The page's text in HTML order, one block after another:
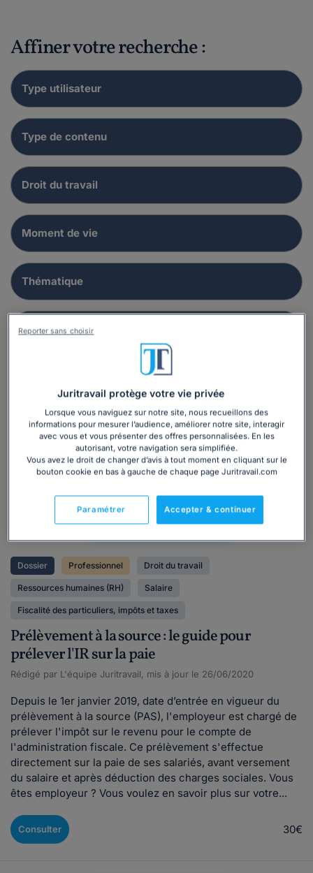
Affiner votre recherche :
Dossier
juridique
Dossier Professionnel Droit du travail
Ressources humaines (RH) Salaire
Fiscalité des particuliers, impôts et taxes
Prélèvement à la source : le guide pour
prélever l'IR sur la paie
Rédigé par L'équipe Juritravail, mis à jour le 26/06/2020
Depuis le 1er janvier 2019, date d’entrée en vigueur du
prélèvement à la source (PAS), l'employeur est chargé de
prélever l'impôt sur le revenu pour le compte de
l'administration fiscale. Ce prélèvement s'effectue
directement sur la paie de ses salariés, avant versement
du salaire et après déduction des charges sociales. Vous
êtes employeur ? Vous voulez en savoir plus sur votre...
Consulter 30€
Juritravail protège votre vie privée
Lorsque vous naviguez sur notre site, nous recueillons des
informations pour mesurer l’audience, améliorer notre site, interagir
avec vous et vous présenter des offres personnalisées. En les
autorisant, votre navigation sera simplifiée.
Vous avez le droit de changer d’avis à tout moment en cliquant sur le
bouton cookie en bas à gauche de chaque page Juritravail.com
Accepter & continuer
Paramétrer
Reporter sans choisir